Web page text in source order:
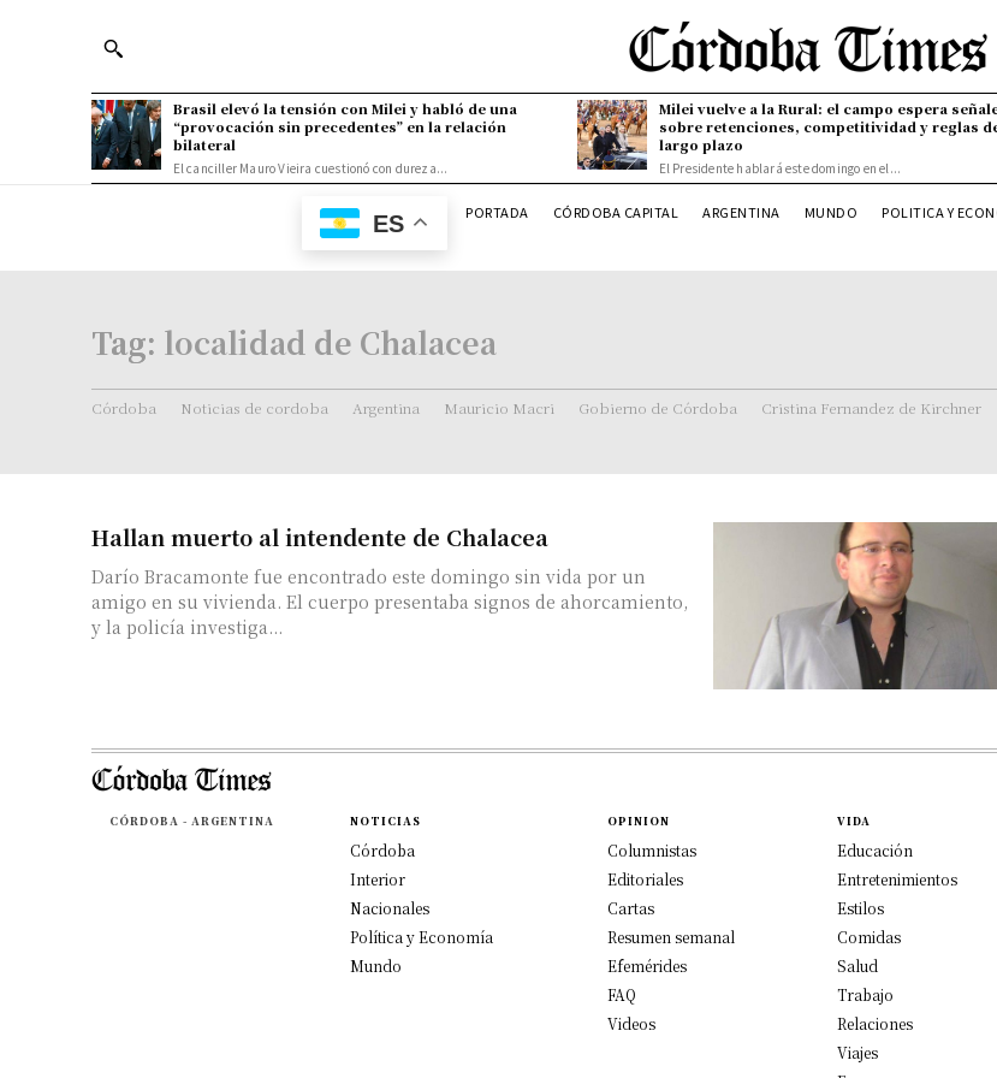
Brasil elevó la tensión con Milei y habló de una
“provocación sin precedentes” en la relación
bilateral
El canciller Mauro Vieira cuestionó con dureza...
Milei vuelve a la Rural: el campo espera
sobre retenciones, competitividad y reglas
largo plazo
El Presidente hablará este domingo en el...
ES PORTADA CÓRDOBA CAPITAL ARGENTINA MUNDO POLITICA Y
Tag: localidad de Chalacea
Córdoba Noticias de cordoba Argentina Mauricio Macri Gobierno de Córdoba Cristina Fernandez de Kirchner
Hallan muerto al intendente de Chalacea
Darío Bracamonte fue encontrado este domingo sin vida por un
amigo en su vivienda. El cuerpo presentaba signos de ahorcamiento,
y la policía investiga...
CÓRDOBA - ARGENTINA NOTICIAS
Córdoba
Interior
Nacionales
Política y Economía
Mundo
OPINION
Columnistas
Editoriales
Cartas
Resumen semanal
Efemérides
FAQ
Videos
VIDA
Educación
Entretenimientos
Estilos
Comidas
Salud
Trabajo
Relaciones
Viajes